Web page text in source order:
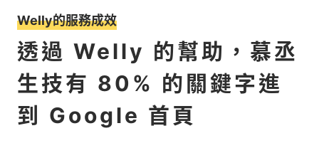
Welly的服務成效
透過 Welly 的幫助，慕丞
生技有 80% 的關鍵字進
到 Google 首頁